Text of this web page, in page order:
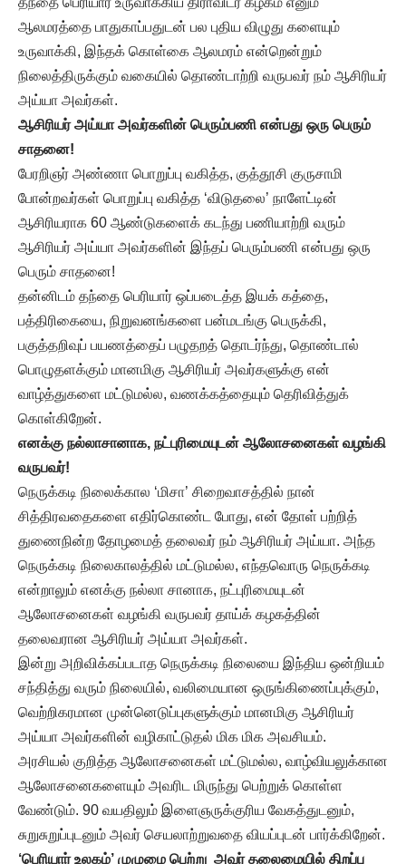
ஆலமரத்தை பாதுகாப்பதுடன் பல புதிய விழுது களையும்
உருவாக்கி, இந்தக் கொள்கை ஆலமரம் என்றென்றும்
நிலைத்திருக்கும் வகையில் தொண்டாற்றி வருபவர் நம் ஆசிரியர்
அய்யா அவர்கள்.
ஆசிரியர் அய்யா அவர்களின் பெரும்பணி என்பது ஒரு பெரும்
சாதனை!
பேரறிஞர் அண்ணா பொறுப்பு வகித்த, குத்தூசி குருசாமி
போன்றவர்கள் பொறுப்பு வகித்த ‘விடுதலை’ நாளேட்டின்
ஆசிரியராக 60 ஆண்டுகளைக் கடந்து பணியாற்றி வரும்
ஆசிரியர் அய்யா அவர்களின் இந்தப் பெரும்பணி என்பது ஒரு
பெரும் சாதனை!
தன்னிடம் தந்தை பெரியார் ஒப்படைத்த இயக் கத்தை,
பத்திரிகையை, நிறுவனங்களை பன்மடங்கு பெருக்கி,
பகுத்தறிவுப் பயணத்தைப் பழுதறத் தொடர்ந்து, தொண்டால்
பொழுதளக்கும் மானமிகு ஆசிரியர் அவர்களுக்கு என்
வாழ்த்துகளை மட்டுமல்ல, வணக்கத்தையும் தெரிவித்துக்
கொள்கிறேன்.
எனக்கு நல்லாசானாக, நட்புரிமையுடன் ஆலோசனைகள் வழங்கி
வருபவர்!
நெருக்கடி நிலைக்கால ‘மிசா’ சிறைவாசத்தில் நான்
சித்திரவதைகளை எதிர்கொண்ட போது, என் தோள் பற்றித்
துணைநின்ற தோழமைத் தலைவர் நம் ஆசிரியர் அய்யா. அந்த
நெருக்கடி நிலைகாலத்தில் மட்டுமல்ல, எந்தவொரு நெருக்கடி
என்றாலும் எனக்கு நல்லா சானாக, நட்புரிமையுடன்
ஆலோசனைகள் வழங்கி வருபவர் தாய்க் கழகத்தின்
தலைவரான ஆசிரியர் அய்யா அவர்கள்.
இன்று அறிவிக்கப்படாத நெருக்கடி நிலையை இந்திய ஒன்றியம்
சந்தித்து வரும் நிலையில், வலிமையான ஒருங்கிணைப்புக்கும்,
வெற்றிகரமான முன்னெடுப்புகளுக்கும் மானமிகு ஆசிரியர்
அய்யா அவர்களின் வழிகாட்டுதல் மிக மிக அவசியம்.
அரசியல் குறித்த ஆலோசனைகள் மட்டுமல்ல, வாழ்வியலுக்கான
ஆலோசனைகளையும் அவரிட மிருந்து பெற்றுக் கொள்ள
வேண்டும். 90 வயதிலும் இளைஞருக்குரிய வேகத்துடனும்,
சுறுசுறுப்புடனும் அவர் செயலாற்றுவதை வியப்புடன் பார்க்கிறேன்.
‘பெரியார் உலகம்’ முழுமை பெற்று அவர் தலைமையில் திறப்பு